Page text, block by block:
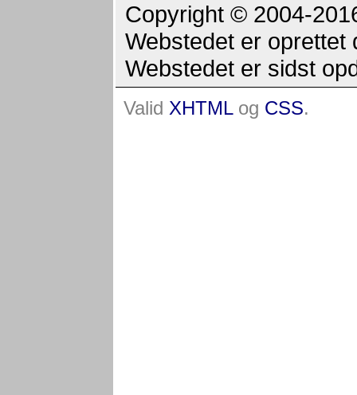
Copyright © 2004-
Webstedet er oprettet
Webstedet er sidst
Valid XHTMLog CSS.